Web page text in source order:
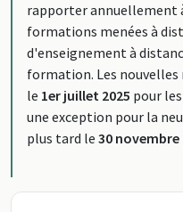
rapporter annuellement
formations menées à
d'enseignement à
formation. Les
le 1er juillet 2025 pour
une exception pour la
plus tard le 30 novembre